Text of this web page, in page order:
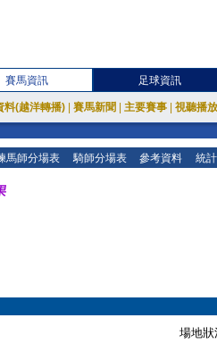
賽馬資訊 足球資訊
料(越洋轉播) 賽馬新聞 主要賽事 視聽播
馬師分場表 騎師分場表 參考資料 統
場地